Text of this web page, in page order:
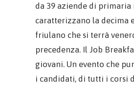
da 39 aziende di
caratterizzano la decima
friulano che si terrà
precedenza. Il Job
giovani. Un evento che
i candidati, di tutti i corsi